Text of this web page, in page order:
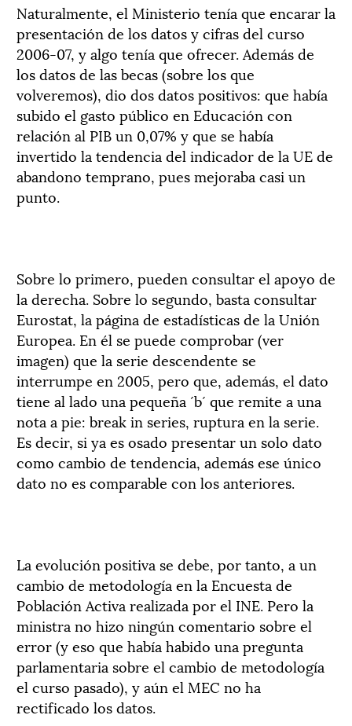
Naturalmente, el Ministerio tenía que encarar la
presentación de los datos y cifras del curso
2006-07, y algo tenía que ofrecer. Además de
los datos de las becas (sobre los que
volveremos), dio dos datos positivos: que había
subido el gasto público en Educación con
relación al PIB un 0,07% y que se había
invertido la tendencia del indicador de la UE de
abandono temprano, pues mejoraba casi un
punto.
Sobre lo primero, pueden consultar el apoyo de
la derecha. Sobre lo segundo, basta consultar
Eurostat, la página de estadísticas de la Unión
Europea. En él se puede comprobar (ver
imagen) que la serie descendente se
interrumpe en 2005, pero que, además, el dato
tiene al lado una pequeña ´b´ que remite a una
nota a pie: break in series, ruptura en la serie.
Es decir, si ya es osado presentar un solo dato
como cambio de tendencia, además ese único
dato no es comparable con los anteriores.
La evolución positiva se debe, por tanto, a un
cambio de metodología en la Encuesta de
Población Activa realizada por el INE. Pero la
ministra no hizo ningún comentario sobre el
error (y eso que había habido una pregunta
parlamentaria sobre el cambio de metodología
el curso pasado), y aún el MEC no ha
rectificado los datos.